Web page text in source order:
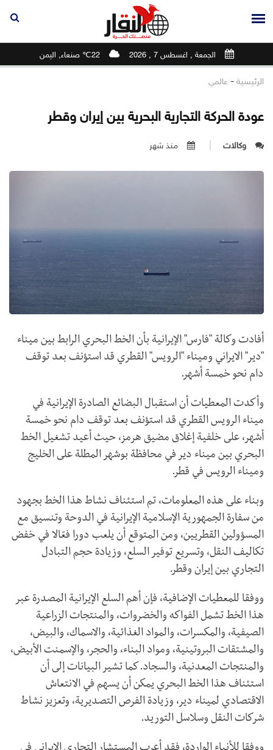
الجمعة , اغسطس 7 , 2026 22℃ صنعاء, اليمن
الرئيسية - عالمي
عودة الحركة التجارية البحرية بين إيران وقطر
وكالات منذ شهر
أفادت وكالة "فارس" الإيرانية بأن الخط البحري الرابط بين ميناء
"دير" الايراني وميناء "الرويس" القطري قد استؤنف بعد توقف
دام نحو خمسة أشهر.
وأكدت المعطيات أن استقبال البضائع الصادرة الإيرانية في
ميناء الرويس القطري قد استؤنف بعد توقف دام نحو خمسة
أشهر، على خلفية إغلاق مضيق هرمز، حيث أعيد تشغيل الخط
البحري بين ميناء دير في محافظة بوشهر المطلة على الخليج
وميناء الرويس في قطر.
وبناء على هذه المعلومات، تم استئناف نشاط هذا الخط بجهود
من سفارة الجمهورية الإسلامية الإيرانية في الدوحة وتنسيق مع
المسؤولين القطريين، ومن المتوقع أن يلعب دورا فعّالا في خفض
تكاليف النقل، وتسريع توفير السلع، وزيادة حجم التبادل
التجاري بين إيران وقطر.
ووفقا للمعطيات الإضافية، فإن أهم السلع الإيرانية المصدرة عبر
هذا الخط تشمل الفواكه والخضروات، والمنتجات الزراعية
الصيفية، والمكسرات، والمواد الغذائية، والاسماك، والبيض،
والمشتقات البروتينية، ومواد البناء، والحجر، والإسمنت الأبيض،
والمنتجات المعدنية، والسجاد.كما تشير البيانات إلى أن
استئناف هذا الخط البحري يمكن أن يسهم في الانتعاش
الاقتصادي لميناء دير، وزيادة الفرص التصديرية، وتعزيز نشاط
شركات النقل وسلاسل التوريد.